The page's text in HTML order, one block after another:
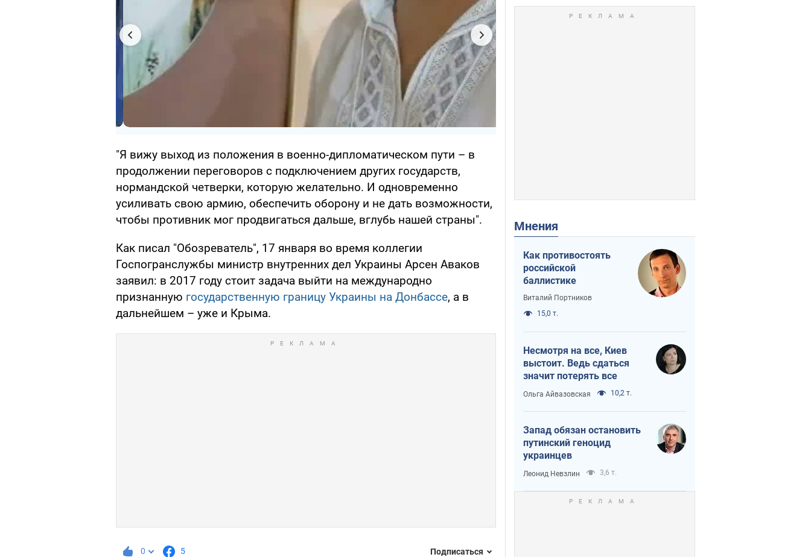
"Я вижу выход из положения в военно-дипломатическом пути – в
продолжении переговоров с подключением других государств,
нормандской четверки, которую желательно. И одновременно
усиливать свою армию, обеспечить оборону и не дать возможности,
чтобы противник мог продвигаться дальше, вглубь нашей страны".
Как писал "Обозреватель", 17 января во время коллегии
Госпогранслужбы министр внутренних дел Украины Арсен Аваков
заявил: в 2017 году стоит задача выйти на международно
признанную государственную границу Украины на Донбассе, а в
дальнейшем – уже и Крыма.
0 5 Подписаться
Мнения
Как противостоять
российской
баллистике
Виталий Портников
15,0 т.
Несмотря на все, Киев
выстоит. Ведь сдаться
значит потерять все
Ольга Айвазовская 10,2 т.
Запад обязан остановить
путинский геноцид
украинцев
Леонид Невзлин 3,6 т.